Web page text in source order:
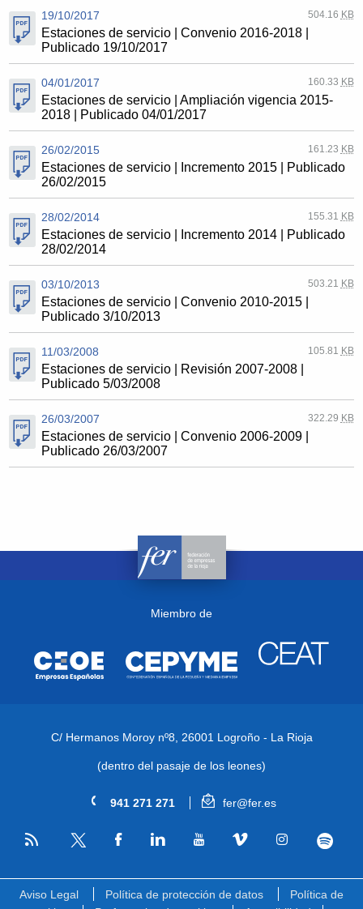
19/10/2017 504.16 KB
Estaciones de servicio | Convenio 2016-2018 |
Publicado 19/10/2017
04/01/2017 160.33 KB
Estaciones de servicio | Ampliación vigencia 2015-
2018 | Publicado 04/01/2017
26/02/2015 161.23 KB
Estaciones de servicio | Incremento 2015 | Publicado
26/02/2015
28/02/2014 155.31 KB
Estaciones de servicio | Incremento 2014 | Publicado
28/02/2014
03/10/2013 503.21 KB
Estaciones de servicio | Convenio 2010-2015 |
Publicado 3/10/2013
11/03/2008 105.81 KB
Estaciones de servicio | Revisión 2007-2008 |
Publicado 5/03/2008
26/03/2007 322.29 KB
Estaciones de servicio | Convenio 2006-2009 |
Publicado 26/03/2007
Miembro de
C/ Hermanos Moroy nº8, 26001 Logroño - La Rioja
(dentro del pasaje de los leones)
941 271 271 fer@fer.es
RSS
Aviso Legal Política de protección de datos
Política de